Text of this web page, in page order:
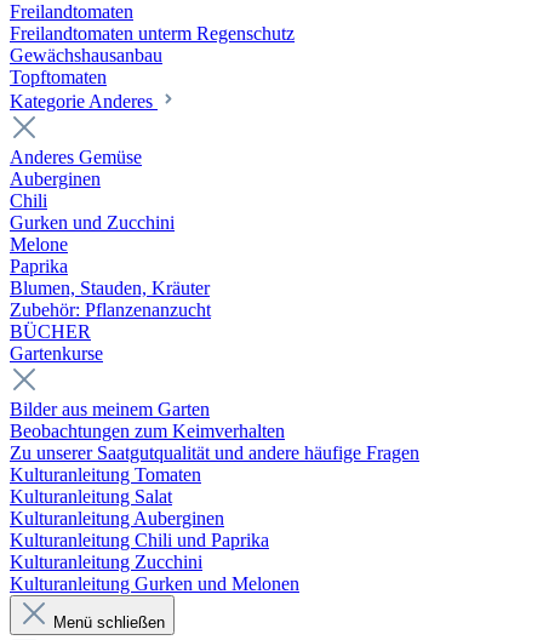
Freilandtomaten
Freilandtomaten unterm Regenschutz
Gewächshausanbau
Topftomaten
Kategorie Anderes
Anderes Gemüse
Auberginen
Chili
Gurken und Zucchini
Melone
Paprika
Blumen, Stauden, Kräuter
Zubehör: Pflanzenanzucht
BÜCHER
Gartenkurse
Bilder aus meinem Garten
Beobachtungen zum Keimverhalten
Zu unserer Saatgutqualität und andere häufige Fragen
Kulturanleitung Tomaten
Kulturanleitung Salat
Kulturanleitung Auberginen
Kulturanleitung Chili und Paprika
Kulturanleitung Zucchini
Kulturanleitung Gurken und Melonen
Menü schließen